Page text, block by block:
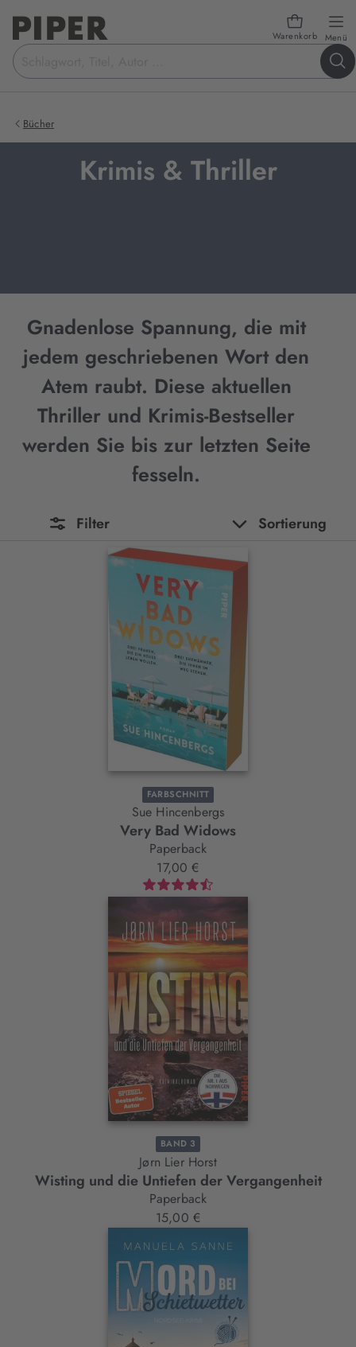
Warenkorb Menü
Suchbegriff
eingeben
Bücher
Krimis & Thriller
Gnadenlose Spannung, die mit
jedem geschriebenen Wort den
Atem raubt. Diese aktuellen
Thriller und Krimis-Bestseller
werden Sie bis zur letzten Seite
fesseln.
Filter Sortierung
FARBSCHNITT
Sue Hincenbergs
Very Bad Widows
Paperback
17,00 €
BAND 3
Jørn Lier Horst
Wisting und die Untiefen der Vergangenheit
Paperback
15,00 €